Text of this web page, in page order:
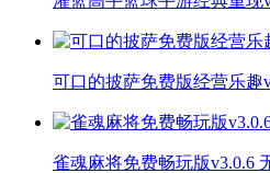
可口的披萨免费版经营乐趣
雀魂麻将免费畅玩版v3.0.6